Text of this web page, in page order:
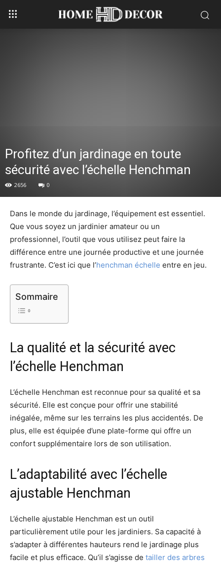
Profitez d’un jardinage en toute
sécurité avec l’échelle Henchman
2656 0
Dans le monde du jardinage, l’équipement est essentiel.
Que vous soyez un jardinier amateur ou un
professionnel, l’outil que vous utilisez peut faire la
différence entre une journée productive et une journée
frustrante. C’est ici que l’henchman échelle entre en jeu.
Sommaire
La qualité et la sécurité avec
l’échelle Henchman
L’échelle Henchman est reconnue pour sa qualité et sa
sécurité. Elle est conçue pour offrir une stabilité
inégalée, même sur les terrains les plus accidentés. De
plus, elle est équipée d’une plate-forme qui offre un
confort supplémentaire lors de son utilisation.
L’adaptabilité avec l’échelle
ajustable Henchman
L’échelle ajustable Henchman est un outil
particulièrement utile pour les jardiniers. Sa capacité à
s’adapter à différentes hauteurs rend le jardinage plus
facile et plus efficace. Qu’il s’agisse de tailler des arbres